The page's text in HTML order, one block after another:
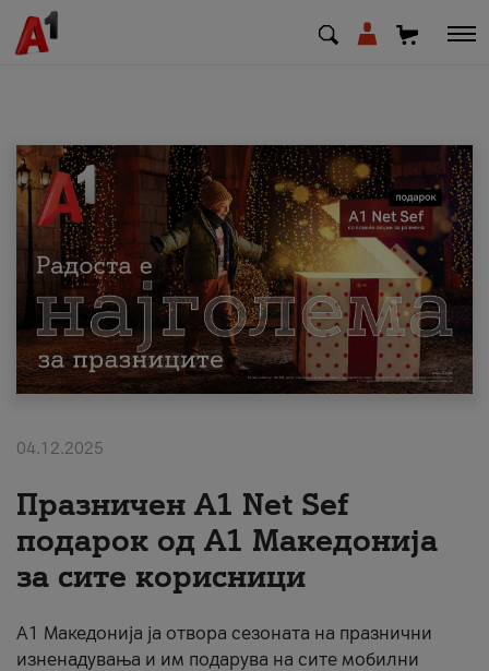
МК EN SQ
Приватни Деловни
Поддршка
Надополни кредит
За нас
#ПодобарОнлајн
04.12.2025
Празничен A1 Net Sеf
подарок од А1 Македонија
за сите корисници
А1 Македонија ја отвора сезоната на празнични
изненадувања и им подарува на сите мобилни